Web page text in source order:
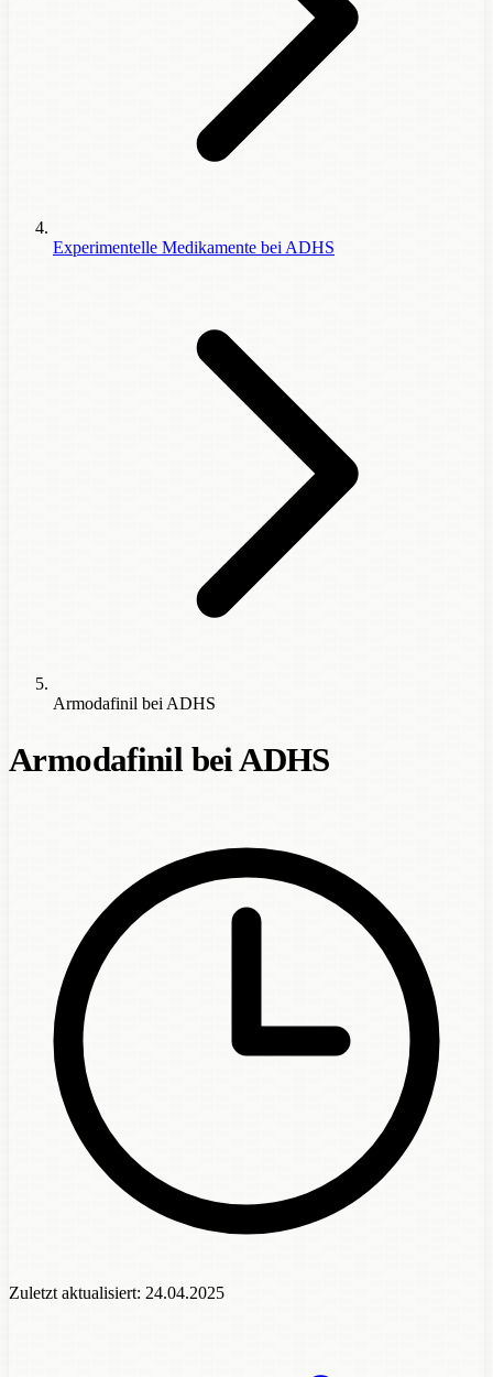
Experimentelle Medikamente bei ADHS
Armodafinil bei ADHS
Armodafinil bei ADHS
Zuletzt aktualisiert: 24.04.2025